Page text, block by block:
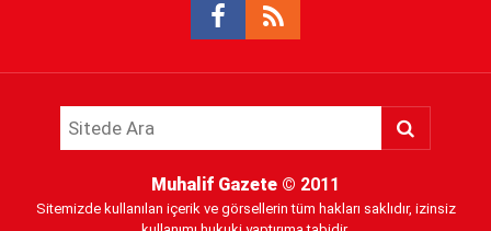
Muhalif Gazete © 2011
Sitemizde kullanılan içerik ve görsellerin tüm hakları saklıdır, izinsiz